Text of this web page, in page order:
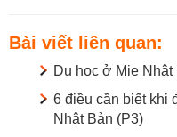
Bài viết liên quan:
Du học ở Mie
6 điều cần biết khi
Nhật Bản (P3)